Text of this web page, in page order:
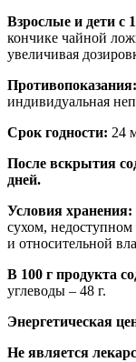
Взрослые и дети с
кончике чайной
увеличивая
Противопоказания:
индивидуальная
Срок годности: 24
После вскрытия
дней.
Условия хранения:
сухом, недоступном
и относительной
В 100 г продукта
углеводы – 48 г.
Энергетическая
Не является